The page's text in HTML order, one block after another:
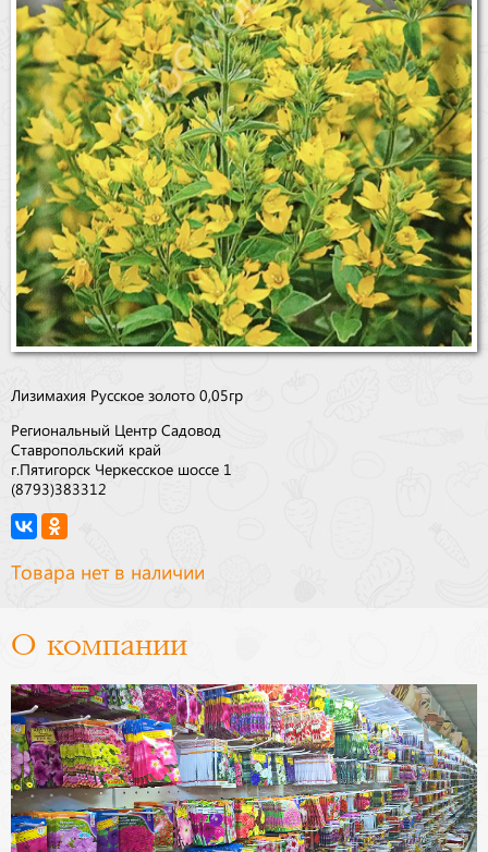
Лизимахия Русское золото 0,05гр
Региональный Центр Садовод
Ставропольский край
г.Пятигорск Черкесское шоссе 1
(8793)383312
Товара нет в наличии
О компании